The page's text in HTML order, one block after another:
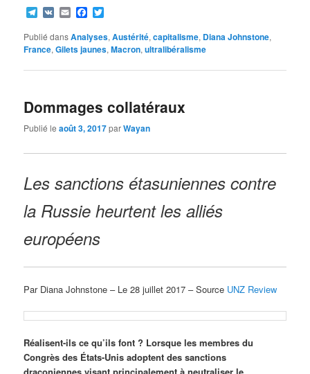
Telegram
VK EmailFacebook
Publié dansAnalyses,Austérité,capitalisme, Diana Johnstone,
France,Gilets jaunes,Macron,ultralibéralisme
Dommages collatéraux
Publié leaoût 3, 2017parWayan
Les sanctions étasuniennes contre
la Russie heurtent les alliés
européens
Par Diana Johnstone – Le 28 juillet 2017 – Source UNZ Review
Réalisent-ils ce qu’ils font ? Lorsque les membres du
Congrès des États-Unis adoptent des sanctions